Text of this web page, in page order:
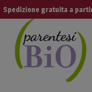
Spedizione gratuita a